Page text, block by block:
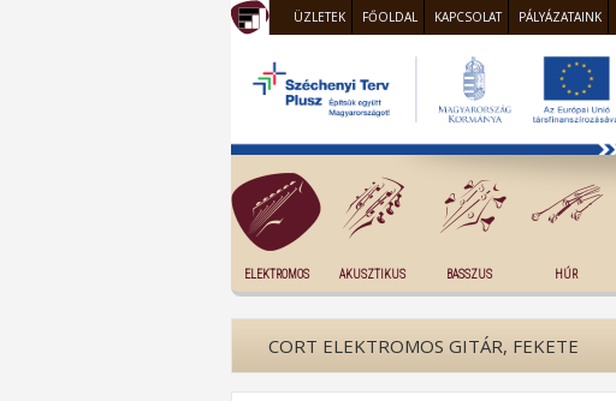
ÜZLETEK FŐOLDAL KAPCSOLAT PÁLYÁZATAINK
ELEKTROMOS AKUSZTIKUS BASSZUS HÚR
CORT ELEKTROMOS GITÁR, FEKETE